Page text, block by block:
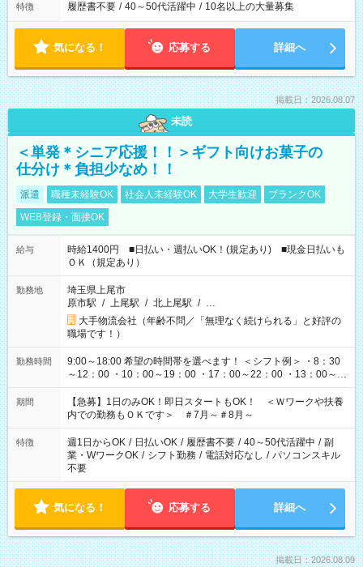
特徴 履歴書不要 / 40～50代活躍中 / 10名以上の大量募集
気になる！ 応募する 詳細へ
掲載日：2026.08.07
未読
＜単発＊シニア応援！！＞ギフト向けお菓子の
仕分け＊負担少なめ！！
派遣 職種未経験OK 社会人未経験OK 大学生歓迎
ブランクOK
WEB登録・面接OK
給与
時給1400円 ■日払い・週払いOK！(規定あり) ■現金日払いも
ＯＫ（規定あり）
勤務地
埼玉県上尾市
原市駅 / 上尾駅 / 北上尾駅 / …
大手物流会社（年齢不問／「無理なく続けられる」と好評の
職場です！）
勤務時間
9:00～18:00 希望の時間帯を選べます！ ＜シフト例＞ ・8：30
～12：00 ・10：00～19：00 ・17：00～22：00 ・13：00～
22：00 ・22：00～翌6：00 など
期間
【急募】1日のみOK！即日スタートもOK！ ＜Ｗワークや扶養
内での勤務もＯＫです＞ ＃7月～＃8月～
特徴 週1日からOK / 日払いOK / 履歴書不要 / 40～50代活躍中 / 副
業・WワークOK / シフト勤務 / 電話対応なし / パソコンスキル
不要
気になる！ 応募する 詳細へ
掲載日：2026.08.09